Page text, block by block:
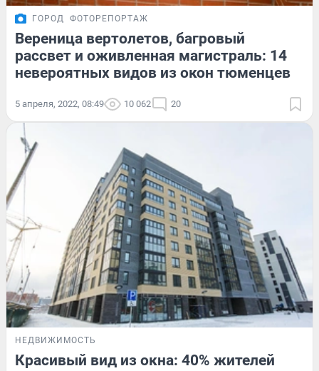
ГОРОД ФОТОРЕПОРТАЖ
Вереница вертолетов, багровый
рассвет и оживленная магистраль: 14
невероятных видов из окон тюменцев
5 апреля, 2022, 08:49 10 062 20
НЕДВИЖИМОСТЬ
Красивый вид из окна: 40% жителей